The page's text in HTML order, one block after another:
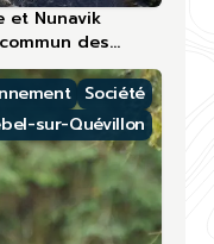
et Nunavik
des
Société
sur-Quévillon